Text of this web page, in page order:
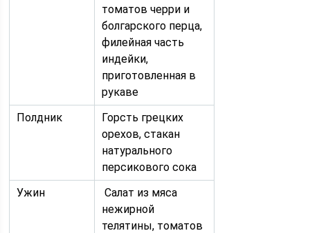
томатов черри и
болгарского перца,
филейная часть
индейки,
приготовленная в
рукаве
Полдник
Горсть грецких
орехов, стакан
натурального
персикового сока
Ужин
Салат из мяса
нежирной
телятины, томатов